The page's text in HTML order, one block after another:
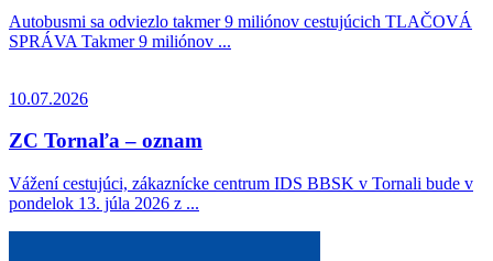
Autobusmi sa odviezlo takmer 9 miliónov cestujúcich TLAČOVÁ
SPRÁVA Takmer 9 miliónov ...
10.07.2026
ZC Tornaľa – oznam
Vážení cestujúci, zákaznícke centrum IDS BBSK v Tornali bude v
pondelok 13. júla 2026 z ...